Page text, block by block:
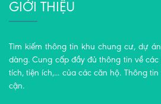
GIỚI THIỆU
Tìm kiếm thông tin khu chung cư, dự
dàng. Cung cấp đầy đủ thông tin về
tích, tiện ích,... của các căn hộ. Thông
cận.